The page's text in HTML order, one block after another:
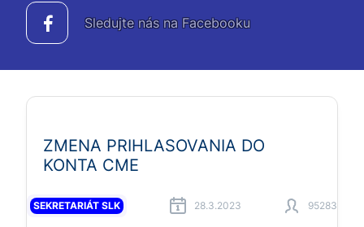
Sledujte nás na Facebooku
ZMENA PRIHLASOVANIA DO
KONTA CME
SEKRETARIÁT SLK 28.3.2023 95283